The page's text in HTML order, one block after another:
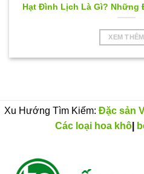
Hạt Đình Lịch Là Gì? Những
XEM THÊM
Xu Hướng Tìm Kiếm: Đặc sản
Các loại hoa khô|